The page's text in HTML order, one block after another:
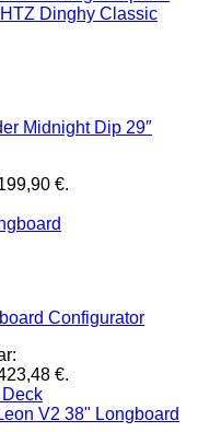
Midnight Dip 29″
€.
Configurator
€.